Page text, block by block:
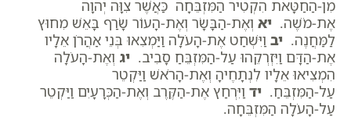
מִן-הַחַטָּאת הִקְטִיר הַמִּזְבֵּחָה כַּאֲשֶׁר צִוָּה יְהוָה
אֶת-מֹשֶׁה. יא וְאֶת-הַבָּשָׂר וְאֶת-הָעוֹר שָׂרַף בָּאֵשׁ מִחוּץ
לַמַּחֲנֶה. יב וַיִּשְׁחַט אֶת-הָעֹלָה וַיַּמְצִאוּ בְּנֵי אַהֲרֹן אֵלָיו
אֶת-הַדָּם וַיִּזְרְקֵהוּ עַל-הַמִּזְבֵּחַ סָבִיב. יג וְאֶת-הָעֹלָה
הִמְצִיאוּ אֵלָיו לִנְתָחֶיהָ וְאֶת-הָרֹאשׁ וַיַּקְטֵר
עַל-הַמִּזְבֵּחַ. יד וַיִּרְחַץ אֶת-הַקֶּרֶב וְאֶת-הַכְּרָעָיִם וַיַּקְטֵר
עַל-הָעֹלָה הַמִּזְבֵּחָה.